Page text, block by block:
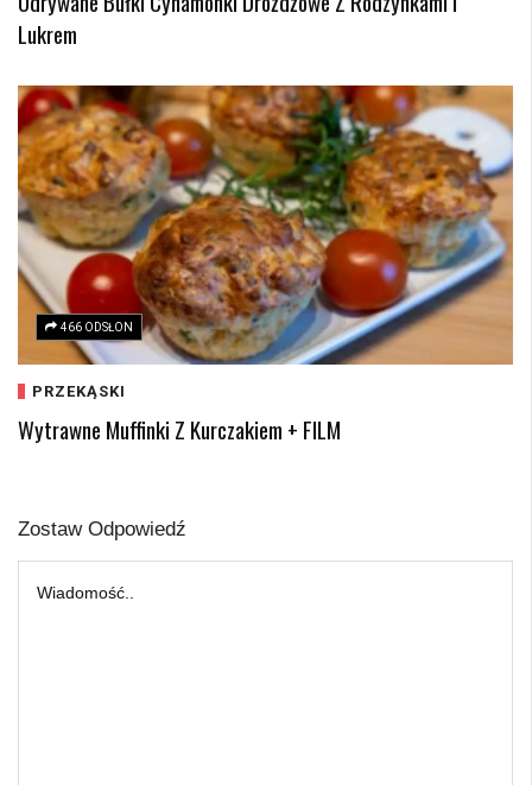
Lukrem
466 ODSŁON
PRZEKĄSKI
Wytrawne Muffinki Z Kurczakiem + FILM
Zostaw Odpowiedź